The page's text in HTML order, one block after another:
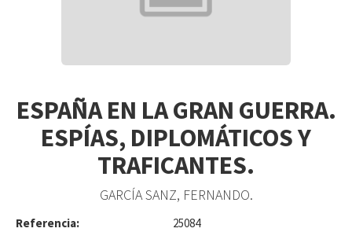
ESPAÑA EN LA GRAN GUERRA.
ESPÍAS, DIPLOMÁTICOS Y
TRAFICANTES.
GARCÍA SANZ, FERNANDO.
Referencia: 25084